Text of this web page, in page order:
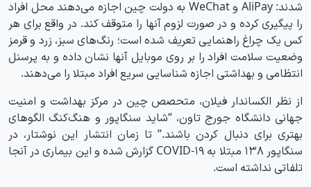
شدند: AliPay و WeChat به دولت چین اجازه می‌دهند محل افراد
را پیگیری کرده و در صورت لزوم آنها را متوقف کند. در واقع برای هر
کس یک چراغ راهنمایی تعریف شده است؛ رنگ‌های سبز، زرد و قرمز
وضعیت سلامت افراد را بر روی موبایل آنها نشان داده و به پرسنل
انتظامی و بهداشتی اجازه شناسایی سریع افراد مبتلا را می‌دهند.
از نظر الکساندار فیلان، متحصص چین در مرکز بهداشت و امنیت
جهانی دانشگاه جورج تاون، “شاید سنگاپور و هنگ‌کنگ الگوهای
بهتری برای دنبال کردن باشند.” تا زمان انتشار این نوشتار، در
سنگاپور ۱۳۸ مبتلا به COVID-۱۹ گزارش شده و این بیماری در آنجا
تلفاتی نداشته است.